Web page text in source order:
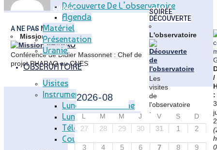
Découverte De L’observatoire
Agenda
Matériel
Présentation
Uranie
OBSERVATOIRE
Visites
Instruments
Lunette Méridienne
Lunette Carte Du Ciel
Télescope T83
Coupole Vitry
Olivier
Home
Évènement
Le
cercle
méridien
Gautier
/
:
h
A NE PAS MANQUER
Mission PHARAO
Conférence de Didier Massonnet : Chef de
projet PHARAO au CNES
L M M J V S D
27 28 29 30 31 1 2
3 4 5 6 7 8 9
SOIRÉE
DÉCOUVERTE
L'observatoire
Les
visites
de
l'observatoire
:
chaque
vendredi
21h30